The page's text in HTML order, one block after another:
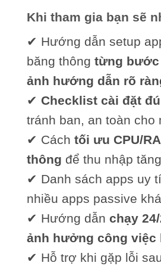
Khi tham gia bạn sẽ
✔ Hướng dẫn setup
băng thông từng bước
ảnh hướng dẫn rõ
✔ Checklist cài đặt
tránh ban, an toàn cho
✔ Cách tối ưu CPU/
thông để thu nhập
✔ Danh sách apps uy
nhiều apps passive
✔ Hướng dẫn chạy
ảnh hưởng công việc
✔ Hỗ trợ khi gặp lỗi